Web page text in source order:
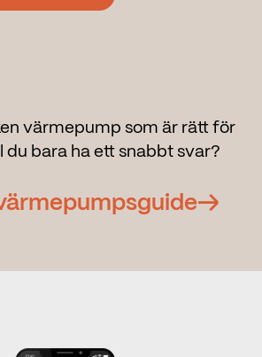
värmepump som är rätt för
du bara ha ett snabbt svar?